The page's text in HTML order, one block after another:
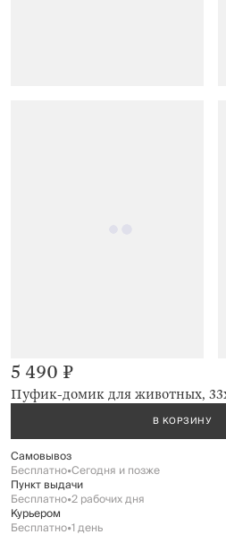
Пуфик-домик для животных,
5 490 ₽
В КОРЗИНУ
Самовывоз
Бесплатно•Сегодня и позже
Пункт выдачи
Бесплатно•2 рабочих дня
Курьером
Бесплатно•1 день